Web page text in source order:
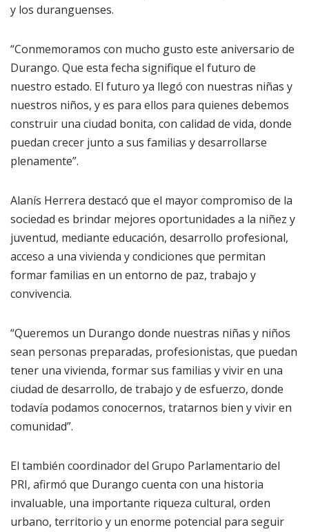
y los duranguenses.
“Conmemoramos con mucho gusto este aniversario de
Durango. Que esta fecha signifique el futuro de
nuestro estado. El futuro ya llegó con nuestras niñas y
nuestros niños, y es para ellos para quienes debemos
construir una ciudad bonita, con calidad de vida, donde
puedan crecer junto a sus familias y desarrollarse
plenamente”.
Alanís Herrera destacó que el mayor compromiso de la
sociedad es brindar mejores oportunidades a la niñez y
juventud, mediante educación, desarrollo profesional,
acceso a una vivienda y condiciones que permitan
formar familias en un entorno de paz, trabajo y
convivencia.
“Queremos un Durango donde nuestras niñas y niños
sean personas preparadas, profesionistas, que puedan
tener una vivienda, formar sus familias y vivir en una
ciudad de desarrollo, de trabajo y de esfuerzo, donde
todavía podamos conocernos, tratarnos bien y vivir en
comunidad”.
El también coordinador del Grupo Parlamentario del
PRI, afirmó que Durango cuenta con una historia
invaluable, una importante riqueza cultural, orden
urbano, territorio y un enorme potencial para seguir